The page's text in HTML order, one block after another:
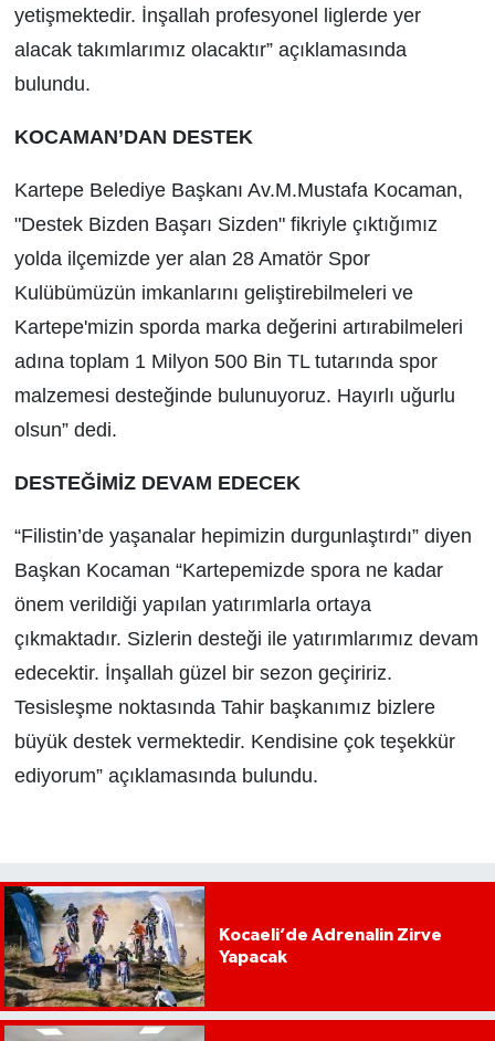
yetişmektedir. İnşallah profesyonel liglerde yer
alacak takımlarımız olacaktır” açıklamasında
bulundu.
KOCAMAN’DAN DESTEK
Kartepe Belediye Başkanı Av.M.Mustafa Kocaman,
"Destek Bizden Başarı Sizden" fikriyle çıktığımız
yolda ilçemizde yer alan 28 Amatör Spor
Kulübümüzün imkanlarını geliştirebilmeleri ve
Kartepe'mizin sporda marka değerini artırabilmeleri
adına toplam 1 Milyon 500 Bin TL tutarında spor
malzemesi desteğinde bulunuyoruz. Hayırlı uğurlu
olsun” dedi.
DESTEĞİMİZ DEVAM EDECEK
“Filistin’de yaşanalar hepimizin durgunlaştırdı” diyen
Başkan Kocaman “Kartepemizde spora ne kadar
önem verildiği yapılan yatırımlarla ortaya
çıkmaktadır. Sizlerin desteği ile yatırımlarımız devam
edecektir. İnşallah güzel bir sezon geçiririz.
Tesisleşme noktasında Tahir başkanımız bizlere
büyük destek vermektedir. Kendisine çok teşekkür
ediyorum” açıklamasında bulundu.
Kocaeli’de Adrenalin Zirve
Yapacak